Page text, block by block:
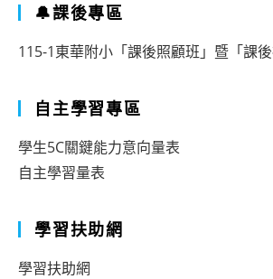
🔔課後專區
115-1東華附小「課後照顧班」暨「課
自主學習專區
學生5C關鍵能力意向量表
自主學習量表
學習扶助網
學習扶助網